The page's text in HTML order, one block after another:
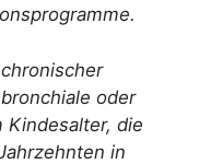
oder
Kindesalter, die
in